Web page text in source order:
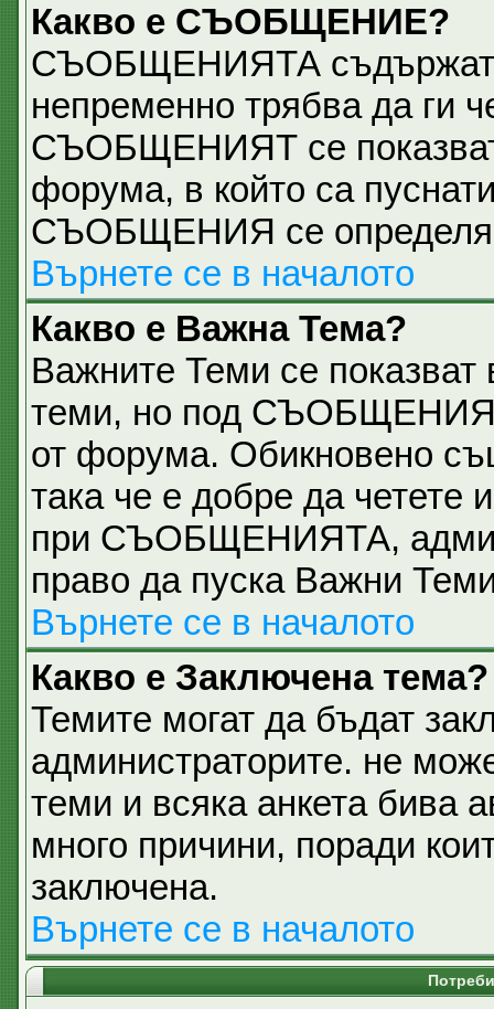
Какво е СЪОБЩЕНИЕ?
СЪОБЩЕНИЯТА съдържат
непременно трябва да ги
СЪОБЩЕНИЯТ се показват
форума, в който са
СЪОБЩЕНИЯ се определя
Върнете се в началото
Какво е Важна Тема?
Важните Теми се
теми, но под
от форума. Обикновено
така че е добре да четете
при СЪОБЩЕНИЯТА,
право да пуска Важни
Върнете се в началото
Какво е Заключена тема?
Темите могат да бъдат
администраторите. не
теми и всяка анкета бива
много причини, поради
заключена.
Върнете се в началото